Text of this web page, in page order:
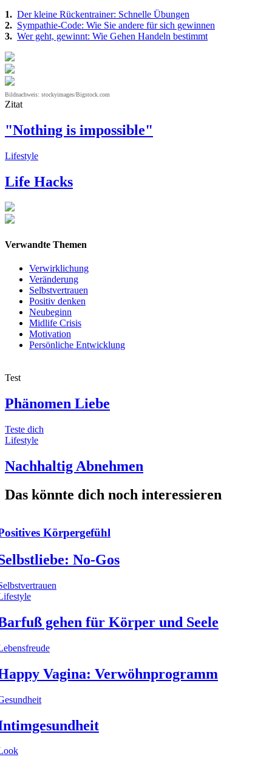
1. Der kleine Rückentrainer: Schnelle Übungen
2. Sympathie-Code: Wie Sie andere für sich gewinnen
3. Wer geht, gewinnt: Wie Gehen Handeln bestimmt
Bildnachweis: stockyimages/Bigstock.com
Zitat
"Nothing is impossible"
Lifestyle
Life Hacks
Verwandte Themen
Verwirklichung
Veränderung
Selbstvertrauen
Positiv denken
Neubeginn
Midlife Crisis
Motivation
Persönliche Entwicklung
Test
Phänomen Liebe
Teste dich
Lifestyle
Nachhaltig Abnehmen
Das könnte dich noch interessieren
Körpergefühl
No-Gos
gehen für Körper und Seele
Vagina: Verwöhnprogramm